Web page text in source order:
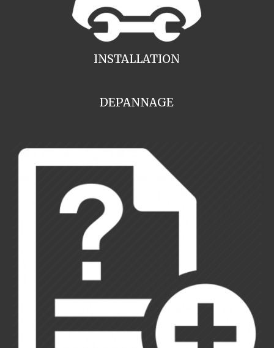
INSTALLATION
DEPANNAGE